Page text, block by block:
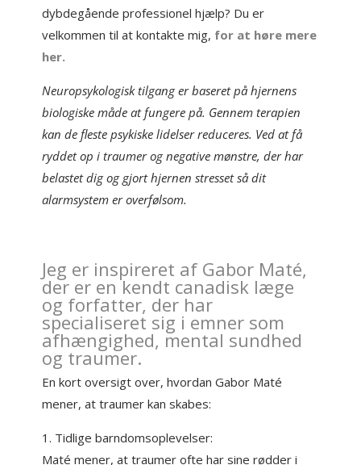
dybdegående professionel hjælp? Du er
velkommen til at kontakte mig, for at høre mere
her.
Neuropsykologisk tilgang er baseret på hjernens
biologiske måde at fungere på. Gennem terapien
kan de fleste psykiske lidelser reduceres. Ved at få
ryddet op i traumer og negative mønstre, der har
belastet dig og gjort hjernen stresset så dit
alarmsystem er overfølsom.
Jeg er inspireret af Gabor Maté,
der er en kendt canadisk læge
og forfatter, der har
specialiseret sig i emner som
afhængighed, mental sundhed
og traumer.
En kort oversigt over, hvordan Gabor Maté
mener, at traumer kan skabes:
1. Tidlige barndomsoplevelser:
Maté mener, at traumer ofte har sine rødder i